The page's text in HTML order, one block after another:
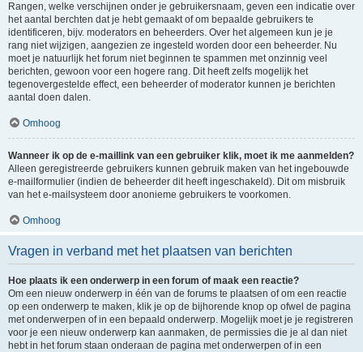
Rangen, welke verschijnen onder je gebruikersnaam, geven een indicatie over
het aantal berchten dat je hebt gemaakt of om bepaalde gebruikers te
identificeren, bijv. moderators en beheerders. Over het algemeen kun je je
rang niet wijzigen, aangezien ze ingesteld worden door een beheerder. Nu
moet je natuurlijk het forum niet beginnen te spammen met onzinnig veel
berichten, gewoon voor een hogere rang. Dit heeft zelfs mogelijk het
tegenovergestelde effect, een beheerder of moderator kunnen je berichten
aantal doen dalen.
Omhoog
Wanneer ik op de e-maillink van een gebruiker klik, moet ik me aanmelden?
Alleen geregistreerde gebruikers kunnen gebruik maken van het ingebouwde
e-mailformulier (indien de beheerder dit heeft ingeschakeld). Dit om misbruik
van het e-mailsysteem door anonieme gebruikers te voorkomen.
Omhoog
Vragen in verband met het plaatsen van berichten
Hoe plaats ik een onderwerp in een forum of maak een reactie?
Om een nieuw onderwerp in één van de forums te plaatsen of om een reactie
op een onderwerp te maken, klik je op de bijhorende knop op ofwel de pagina
met onderwerpen of in een bepaald onderwerp. Mogelijk moet je je registreren
voor je een nieuw onderwerp kan aanmaken, de permissies die je al dan niet
hebt in het forum staan onderaan de pagina met onderwerpen of in een